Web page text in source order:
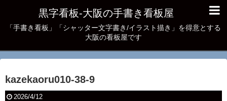
黒字看板‐大阪の手書き看板屋
「手書き看板」「シャッター文字書き/イラスト描き」を得意とする
大阪の看板屋です
kazekaoru010-38-9
2026/4/12